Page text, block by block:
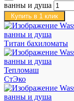
ванны и душа
Купить в 1 клик
Титан бахиломаты
Тепломаш
СтЭко